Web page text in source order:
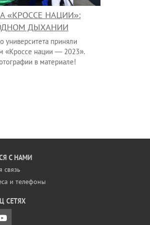
«КРОССЕ НАЦИИ»:
ДЫХАНИИ
университета приняли
«Кроссе нации — 2023».
в материале!
С НАМИ
связь
и телефоны
СЕТЯХ